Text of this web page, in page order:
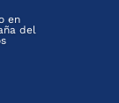
en
del